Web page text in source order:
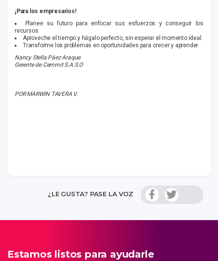
¡Para los empresarios!
Planee su futuro para enfocar sus esfuerzos y conseguir los
recursos.
Aproveche el tiempo y hágalo perfecto, sin esperar el momento ideal.
Transforme los problemas en oportunidades para crecer y aprender.
Nancy Stella Páez Araque
Gerente de Cemmit S.A.S.O
POR MARWIN TAVERA V.
¿LE GUSTA? PASE LA VOZ
Estamos listos para ayudarle